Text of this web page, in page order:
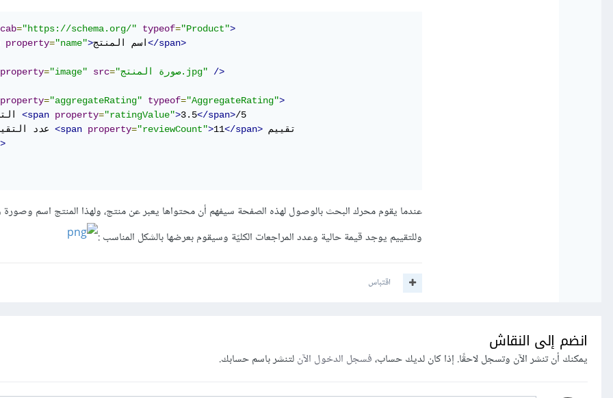
="https://schema.org/" typeof="Product">
property="name">اسم المنتج</span>
property="image" src= "صورة المنتج.jpg" />
property="aggregateRating" typeof="AggregateRating">
<span property="ratingValue">3.5</span>/5
<span property="reviewCount">11</span>
عندما يقوم محرك البحث بالوصول لهذه الصفحة سيفهم أن محتواها يعبر عن منتج، ولهذا المنتج اسم وصورة
وللتقييم يوجد قيمة حالية وعدد المراجعات الكليّة وسيقوم بعرضها بالشكل المناسب :
اقتباس
انضم إلى النقاش
يمكنك أن تنشر الآن وتسجل لاحقًا. إذا كان لديك حساب،فسجل الدخول الآنلتنشر باسم حسابك.